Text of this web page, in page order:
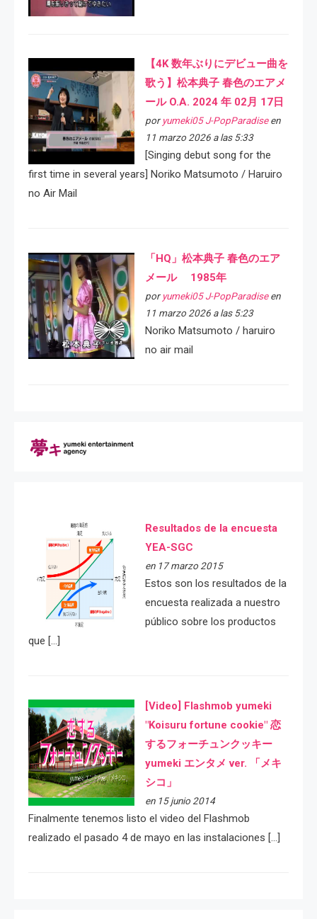
【4K 数年ぶりにデビュー曲を
歌う】松本典子 春色のエアメ
ール O.A. 2024 年 02月 17日
por yumeki05 J-PopParadiseen
11 marzo 2026 a las 5:33
[Singing debut song for the
first time in several years] Noriko Matsumoto / Haruiro
no Air Mail
「HQ」松本典子 春色のエア
メール 1985年
por yumeki05 J-PopParadiseen
11 marzo 2026 a las 5:23
Noriko Matsumoto / haruiro
no air mail
Resultados de la encuesta
YEA-SGC
en 17 marzo 2015
Estos son los resultados de la
encuesta realizada a nuestro
público sobre los productos
que […]
[Video] Flashmob yumeki
"Koisuru fortune cookie" 恋
するフォーチュンクッキー
yumeki エンタメ ver. 「メキ
シコ」
en 15 junio 2014
Finalmente tenemos listo el video del Flashmob
realizado el pasado 4 de mayo en las instalaciones […]